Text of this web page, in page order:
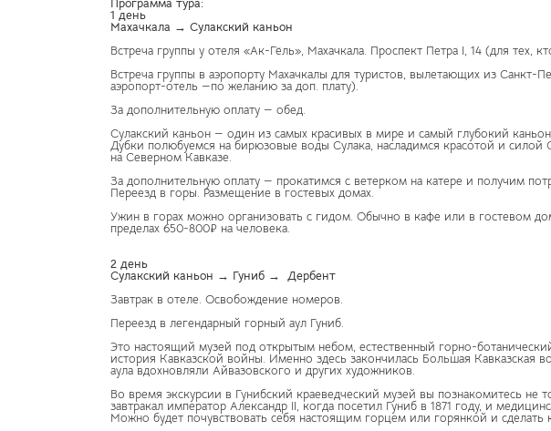
Программа тура:
1 день
Махачкала → Сулакский каньон
Встреча группы у отеля «Ак-Гёль», Махачкала. Проспект Петра I, 14 (для тех,
Встреча группы в аэропорту Махачкалы для туристов, вылетающих из
аэропорт-отель —по желанию за доп. плату).
За дополнительную оплату — обед.
Сулакский каньон — один из самых красивых в мире и самый глубокий
Дубки полюбуемся на бирюзовые воды Сулака, насладимся красотой и
на Северном Кавказе.
За дополнительную оплату — прокатимся с ветерком на катере и получим
Переезд в горы. Размещение в гостевых домах.
Ужин в горах можно организовать с гидом. Обычно в кафе или в гостевом
пределах 650-800₽ на человека.
2 день
Сулакский каньон → Гуниб → Дербент
Завтрак в отеле. Освобождение номеров.
Переезд в легендарный горный аул Гуниб.
Это настоящий музей под открытым небом, естественный горно-
история Кавказской войны. Именно здесь закончилась Большая Кавказская
аула вдохновляли Айвазовского и других художников.
Во время экскурсии в Гунибский краеведческий музей вы познакомитесь
завтракал император Александр II, когда посетил Гуниб в 1871 году, и
Можно будет почувствовать себя настоящим горцем или горянкой и